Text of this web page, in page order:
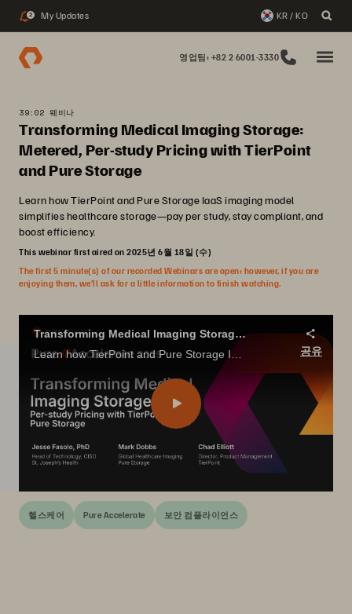
2 My Updates KR / KO
영업팀: +82 2 6001-3330
39:02 웨비나
Transforming Medical Imaging Storage:
Metered, Per-study Pricing with TierPoint
and Pure Storage
Learn how TierPoint and Pure Storage IaaS imaging model
simplifies healthcare storage—pay per study, stay compliant, and
boost efficiency.
This webinar first aired on 2025년 6월 18일 (수)
The first 5 minute(s) of our recorded Webinars are open; however, if you are
enjoying them, we’ll ask for a little information to finish watching.
Transforming Medical Imaging Storage: Metered, Per-study Pricing with TierPoint and Pure Storage
Learn how TierPoint and Pure Storage IaaS imaging model simplifies healthcare storage—pay per study, stay compliant, and boost efficiency.
공유
헬스케어 Pure Accelerate 보안 컴플라이언스